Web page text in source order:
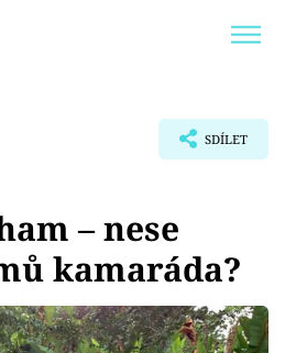
SDÍLET
– nese
kamaráda?